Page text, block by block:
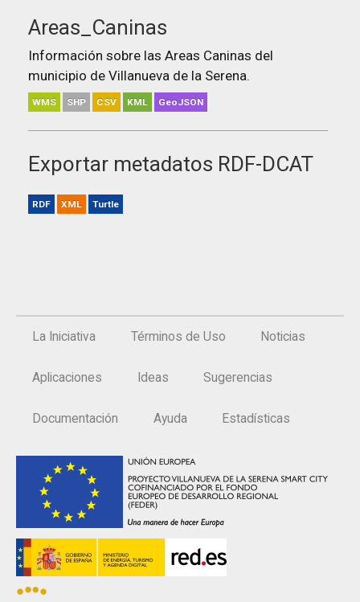
Areas_Caninas
Información sobre las Areas Caninas del
municipio de Villanueva de la Serena.
WMS SHP CSV KML GeoJSON
Exportar metadatos RDF-DCAT
RDF XML Turtle
La Iniciativa Términos de Uso Noticias
Aplicaciones Ideas Sugerencias
Documentación Ayuda Estadísticas